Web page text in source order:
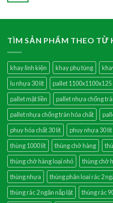
TÌM SẢN PHẨM THEO TỪ
khay linh kiện khay phụ tùng
lu nhựa 30 lít
pallet 1100x1100x125
pallet mặt liền
pallet nhựa chống
pallet nhựa chống tràn hóa chất
phuy hóa chất 30 lít
phuy nhựa 30 lít
thùng 1000 lít
thùng chở hàng
thùng chở hàng loại nhỏ
thùng chở
thùng nhựa
thùng phân loai rác 2
thùng rác 2 ngăn nắp lật
thùng rác